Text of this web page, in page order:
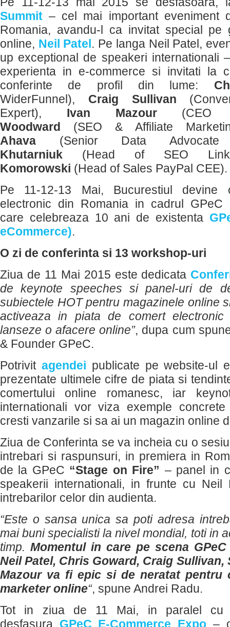
Summit – cel mai important eveniment
Romania, avandu-l ca invitat special pe
online, Neil Patel. Pe langa Neil Patel,
up exceptional de speakeri internationali
experienta in e-commerce si invitati la
conferinte de profil din lume:
WiderFunnel), Craig Sullivan
Expert), Ivan Mazour(CEO
Woodward (SEO & Affiliate
Ahava (Senior Data Advocate
Khutarniuk (Head of SEO Link-
Komorowski (Head of Sales PayPal CEE).
Pe 11-12-13 Mai, Bucurestiul devine
electronic din Romania in cadrul GPeC
care celebreaza 10 ani de existenta
eCommerce).
O zi de conferinta si 13 workshop-uri
Ziua de 11 Mai 2015 este dedicata
de keynote speeches si panel-uri de
subiectele HOT pentru magazinele online
activeaza in piata de comert
lanseze o afacere online”, dupa cum
& Founder GPeC.
Potrivit agendei publicate pe website-ul
prezentate ultimele cifre de piata si
comertului online romanesc, iar
internationali vor viza exemple
cresti vanzarile si sa ai un magazin online
Ziua de Conferinta se va incheia cu o
intrebari si raspunsuri, in premiera in
de la GPeC “Stage on Fire” – panel in
speakerii internationali, in frunte cu Neil
intrebarilor celor din audienta.
“Este o sansa unica sa poti adresa
mai buni specialisti la nivel mondial, toti in
timp. Momentul in care pe scena
Neil Patel, Chris Goward, Craig Sullivan,
Mazour va fi epic si de neratat pentru
marketer online“, spune Andrei Radu.
Tot in ziua de 11 Mai, in paralel cu
desfasura GPeC E-Commerce Expo –